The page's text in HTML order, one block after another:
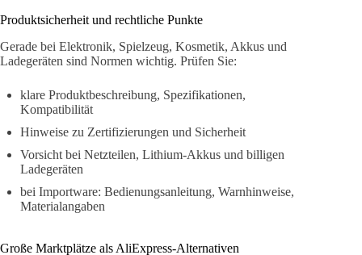
Produktsicherheit und rechtliche Punkte
Gerade bei Elektronik, Spielzeug, Kosmetik, Akkus und
Ladegeräten sind Normen wichtig. Prüfen Sie:
klare Produktbeschreibung, Spezifikationen,
Kompatibilität
Hinweise zu Zertifizierungen und Sicherheit
Vorsicht bei Netzteilen, Lithium-Akkus und billigen
Ladegeräten
bei Importware: Bedienungsanleitung, Warnhinweise,
Materialangaben
Große Marktplätze als AliExpress-Alternativen